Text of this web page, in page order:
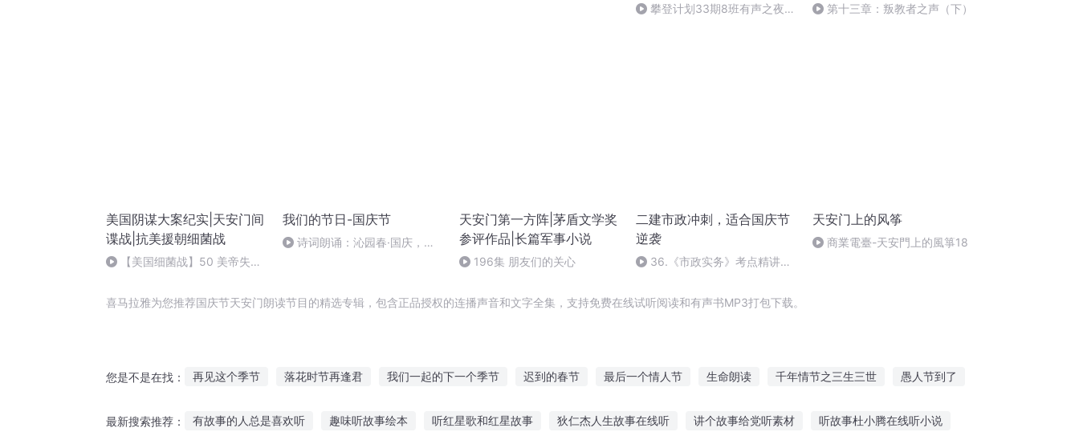
门》攀登计划33期8班有声之夜十
第十三章：叛教者之声（下）
美国阴谋大案纪实|天安门间
谍战|抗美援朝细菌战
【美国细菌战】50 美帝失败
我们的节日-国庆节
诗词朗诵：沁园春·国庆，朗
天安门第一方阵|茅盾文学奖
参评作品|长篇军事小说
196集 朋友们的关心
二建市政冲刺，适合国庆节
逆袭
36.《市政实务》考点精讲第
天安门上的风筝
商業電臺-天安門上的風箏18
喜马拉雅为您推荐国庆节天安门朗读节目的精选专辑，包含正品授权的连播声音和文字全集，支持免费在线试听阅读和有声书MP3打包下载。
您是不是在找： 再见这个季节 落花时节再逢君 我们一起的下一个季节 迟到的春节 最后一个情人节 生命朗读 千年情节之三生三世 愚人节到了
最新搜索推荐： 有故事的人总是喜欢听 趣味听故事绘本 听红星歌和红星故事 狄仁杰人生故事在线听 讲个故事给党听素材 听故事杜小腾在线听小说